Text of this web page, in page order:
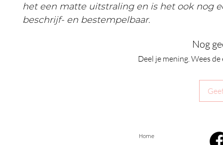
het een matte uitstraling en is het ook nog
beschrijf- en bestempelbaar.
Nog
Deel je mening. Wees
Home